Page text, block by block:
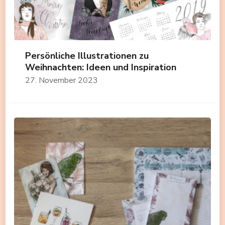
Persönliche Illustrationen zu
Weihnachten: Ideen und Inspiration
27. November 2023